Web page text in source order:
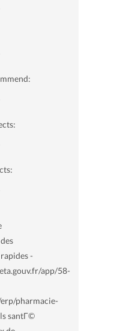
-
app/58-
pharmacie-
santГ©